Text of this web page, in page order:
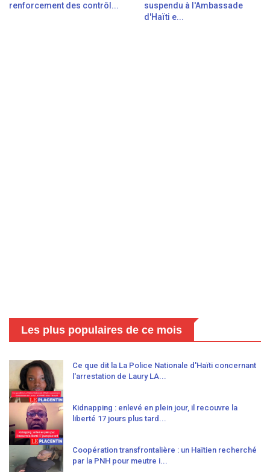
renforcement des contrôl...
suspendu à l'Ambassade
d'Haïti e...
Les plus populaires de ce mois
Ce que dit la La Police Nationale d'Haïti concernant
l'arrestation de Laury LA...
Kidnapping : enlevé en plein jour, il recouvre la
liberté 17 jours plus tard...
Coopération transfrontalière : un Haïtien recherché
par la PNH pour meutre i...